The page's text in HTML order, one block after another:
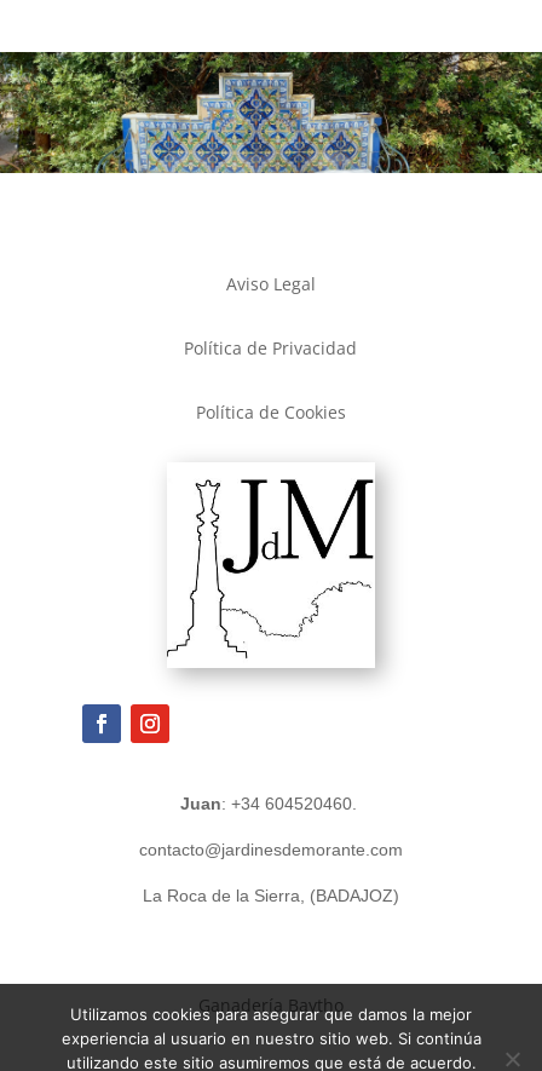
Aviso Legal
Política de Privacidad
Política de Cookies
Juan: +34 604520460.
contacto@jardinesdemorante.com
La Roca de la Sierra, (BADAJOZ)
Ganadería Baytho
Utilizamos cookies para asegurar que damos la mejor
experiencia al usuario en nuestro sitio web. Si continúa
utilizando este sitio asumiremos que está de acuerdo.